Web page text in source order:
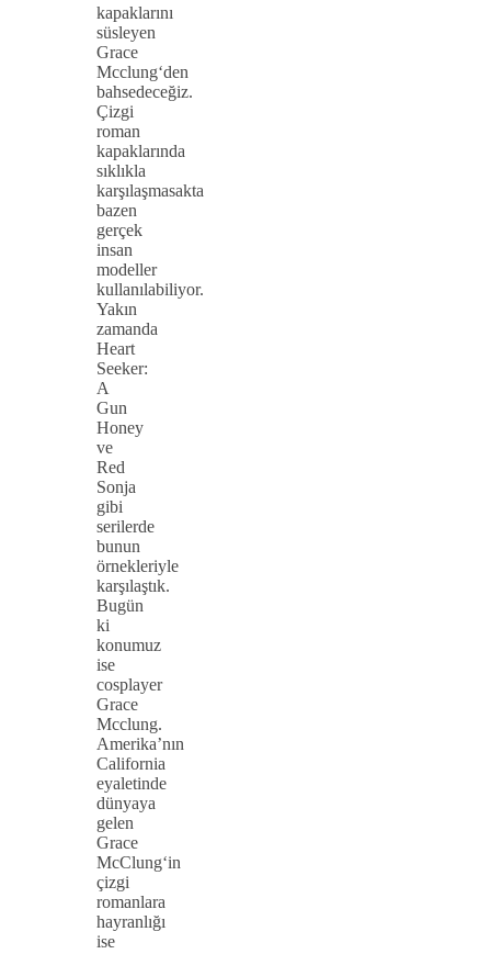
kapaklarını
süsleyen
Grace
Mcclung‘den
bahsedeceğiz.
Çizgi
roman
kapaklarında
sıklıkla
karşılaşmasakta
bazen
gerçek
insan
modeller
kullanılabiliyor.
Yakın
zamanda
Heart
Seeker:
A
Gun
Honey
ve
Red
Sonja
gibi
serilerde
bunun
örnekleriyle
karşılaştık.
Bugün
ki
konumuz
ise
cosplayer
Grace
Mcclung.
Amerika’nın
California
eyaletinde
dünyaya
gelen
Grace
McClung‘in
çizgi
romanlara
hayranlığı
ise